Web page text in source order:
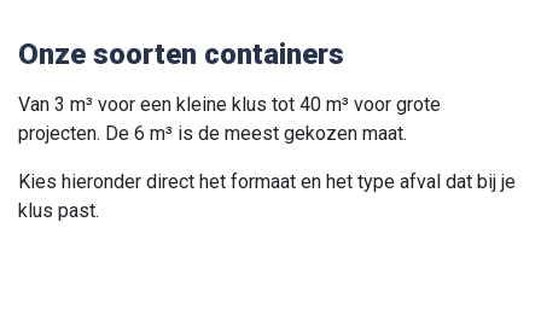
Onze soorten containers
Van 3 m³ voor een kleine klus tot 40 m³ voor grote
projecten. De 6 m³ is de meest gekozen maat.
Kies hieronder direct het formaat en het type afval dat bij je
klus past.